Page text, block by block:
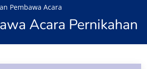
Pembawa Acara
Acara Pernikahan